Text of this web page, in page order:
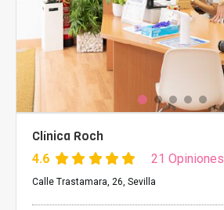
Clínica Roch
4.6 21 Opiniones
Calle Trastamara, 26, Sevilla